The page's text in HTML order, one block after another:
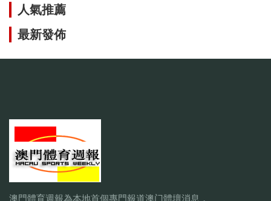
人氣推薦
最新發佈
澳門體育週報為本地首個專門報道澳门體壇消息，